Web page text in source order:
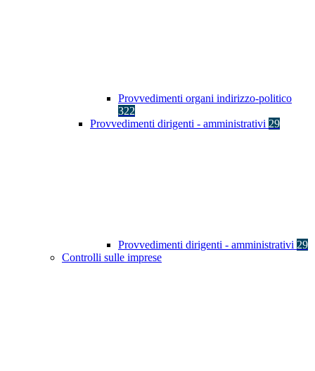
Provvedimenti organi indirizzo-politico
322
Provvedimenti dirigenti - amministrativi 29
Provvedimenti dirigenti - amministrativi 29
Controlli sulle imprese